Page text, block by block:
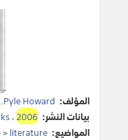
المؤلف: Pyle Howard
.
بيانات النشر:
،2006
المواضيع:
>literature